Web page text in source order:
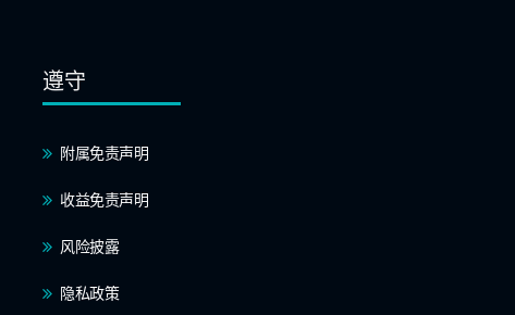
遵守
附属免责声明
收益免责声明
风险披露
隐私政策